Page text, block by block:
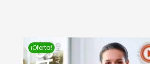
¡Oferta!